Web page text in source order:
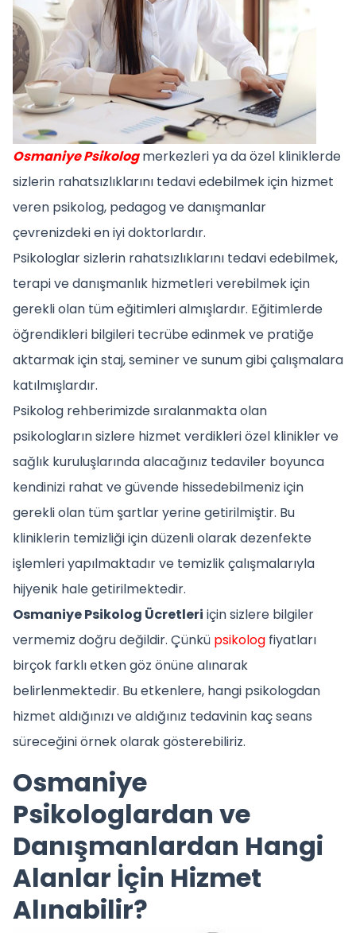
Osmaniye Psikologmerkezleri ya da özel kliniklerde
sizlerin rahatsızlıklarını tedavi edebilmek için hizmet
veren psikolog, pedagog ve danışmanlar
çevrenizdeki en iyi doktorlardır.
Psikologlar sizlerin rahatsızlıklarını tedavi edebilmek,
terapi ve danışmanlık hizmetleri verebilmek için
gerekli olan tüm eğitimleri almışlardır. Eğitimlerde
öğrendikleri bilgileri tecrübe edinmek ve pratiğe
aktarmak için staj, seminer ve sunum gibi çalışmalara
katılmışlardır.
Psikolog rehberimizde sıralanmakta olan
psikologların sizlere hizmet verdikleri özel klinikler ve
sağlık kuruluşlarında alacağınız tedaviler boyunca
kendinizi rahat ve güvende hissedebilmeniz için
gerekli olan tüm şartlar yerine getirilmiştir. Bu
kliniklerin temizliği için düzenli olarak dezenfekte
işlemleri yapılmaktadır ve temizlik çalışmalarıyla
hijyenik hale getirilmektedir.
Osmaniye Psikolog Ücretleri için sizlere bilgiler
vermemiz doğru değildir. Çünkü psikolog fiyatları
birçok farklı etken göz önüne alınarak
belirlenmektedir. Bu etkenlere, hangi psikologdan
hizmet aldığınızı ve aldığınız tedavinin kaç seans
süreceğini örnek olarak gösterebiliriz.
Osmaniye
Psikologlardan ve
Danışmanlardan Hangi
Alanlar İçin Hizmet
Alınabilir?